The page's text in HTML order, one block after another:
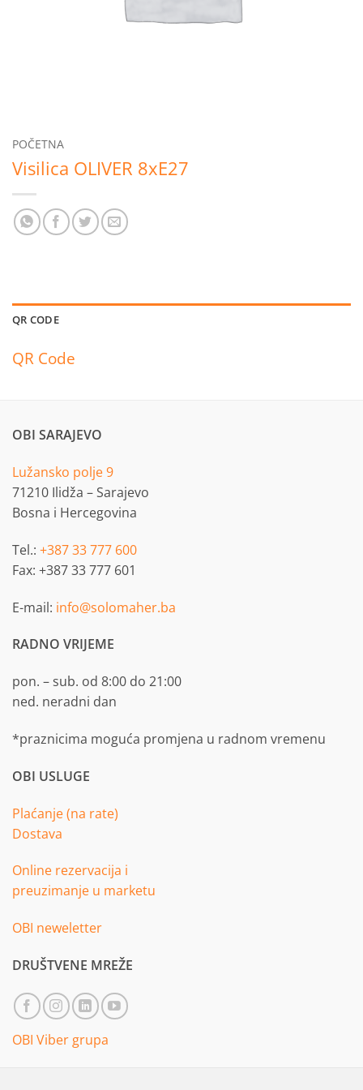
POČETNA
Visilica OLIVER 8xE27
QR CODE
QR Code
OBI SARAJEVO
Lužansko polje 9
71210 Ilidža – Sarajevo
Bosna i Hercegovina
Tel.: +387 33 777 600
Fax: +387 33 777 601
E-mail: info@solomaher.ba
RADNO VRIJEME
pon. – sub. od 8:00 do 21:00
ned. neradni dan
*praznicima moguća promjena u radnom vremenu
OBI USLUGE
Plaćanje (na rate)
Dostava
Online rezervacija i
preuzimanje u marketu
OBI neweletter
DRUŠTVENE MREŽE
OBI Viber grupa